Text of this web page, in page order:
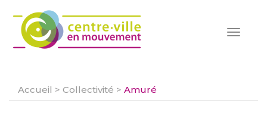
Toggle
Accueil > Collectivité > Amuré